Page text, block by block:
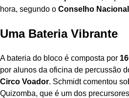
hora, segundo o Conselho
Uma Bateria Vibrante
A bateria do bloco é composta por
por alunos da oficina de percussão
Circo Voador. Schmidt comentou
Quizomba, que é um dos